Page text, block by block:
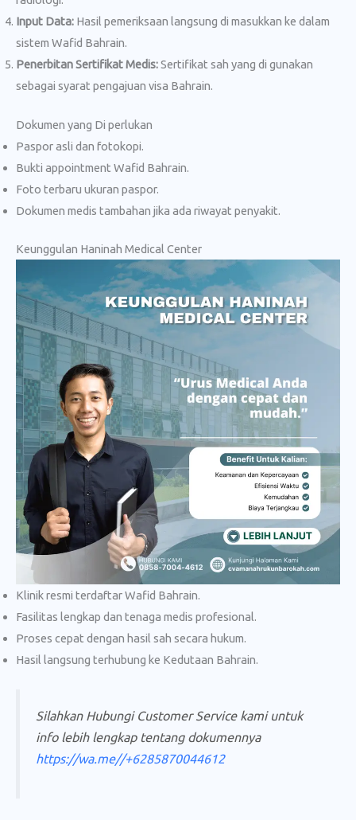
Input Data: Hasil pemeriksaan langsung di masukkan ke dalam
sistem Wafid Bahrain.
Penerbitan Sertifikat Medis:Sertifikat sah yang di gunakan
sebagai syarat pengajuan visa Bahrain.
Dokumen yang Di perlukan
Paspor asli dan fotokopi.
Bukti appointment Wafid Bahrain.
Foto terbaru ukuran paspor.
Dokumen medis tambahan jika ada riwayat penyakit.
Keunggulan Haninah Medical Center
Klinik resmi terdaftar Wafid Bahrain.
Fasilitas lengkap dan tenaga medis profesional.
Proses cepat dengan hasil sah secara hukum.
Hasil langsung terhubung ke Kedutaan Bahrain.
Silahkan Hubungi Customer Service kami untuk
info lebih lengkap tentang dokumennya
https://wa.me//+6285870044612